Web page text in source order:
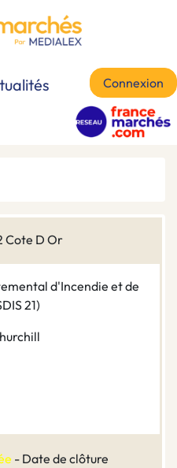
Connexion
Cote D Or
d'Incendie et de
21)
- Date de clôture